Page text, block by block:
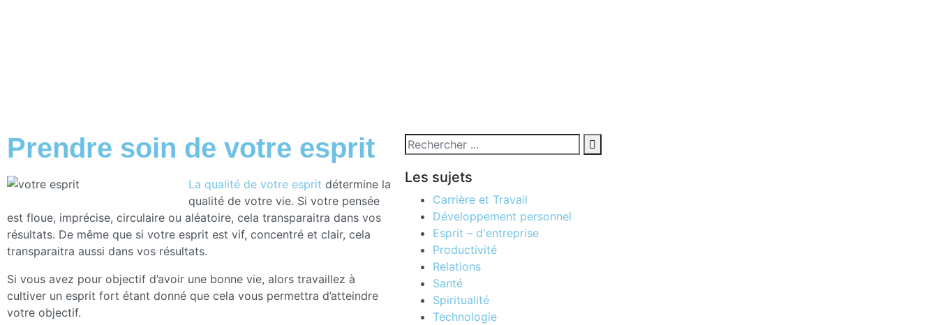
Prendre soin de votre esprit
La qualité de votre esprit détermine la
qualité de votre vie. Si votre pensée
est floue, imprécise, circulaire ou aléatoire, cela transparaitra dans vos
résultats. De même que si votre esprit est vif, concentré et clair, cela
transparaitra aussi dans vos résultats.
Si vous avez pour objectif d’avoir une bonne vie, alors travaillez à
cultiver un esprit fort étant donné que cela vous permettra d’atteindre
votre objectif.
Les sujets
Carrière et Travail
Développement personnel
Esprit – d'entreprise
Productivité
Relations
Santé
Spiritualité
Technologie